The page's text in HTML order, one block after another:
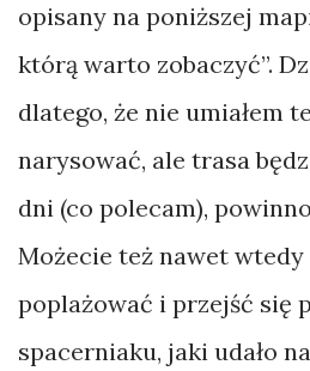
opisany na poniższej
którą warto zobaczyć”.
dlatego, że nie umiałem
narysować, ale trasa
dni (co polecam),
Możecie też nawet
poplażować i przejść się
spacerniaku, jaki udało